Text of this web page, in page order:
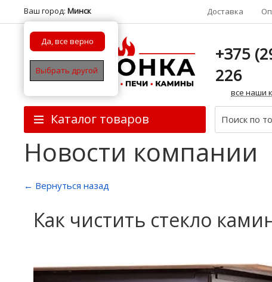
Ваш город: Минск
Да, все верно
Выбрать другой
Доставка
+375
226
все наши
Каталог товаров
Новости компании
← Вернуться назад
Как чистить стекло